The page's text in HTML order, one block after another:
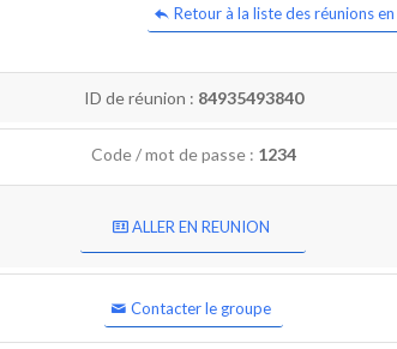
Retour à la liste des réunions
ID de réunion : 84935493840
Code / mot de passe : 1234
ALLER EN REUNION
Contacter le groupe